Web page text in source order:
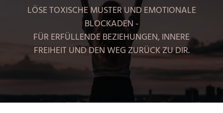
LÖSE TOXISCHE MUSTER UND EMOTIONALE
BLOCKADEN -
FÜR ERFÜLLENDE BEZIEHUNGEN, INNERE
FREIHEIT UND DEN WEG ZURÜCK ZU DIR.